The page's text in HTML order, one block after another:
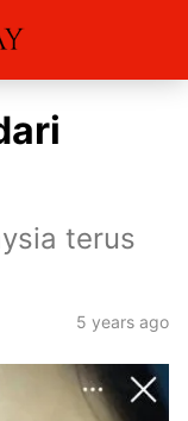
terus
5 years ago